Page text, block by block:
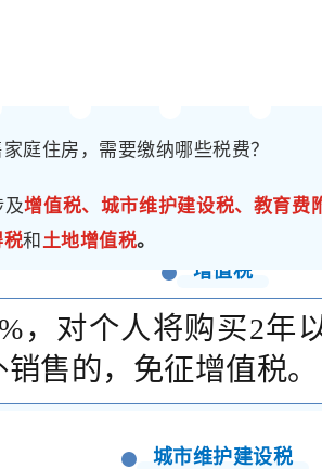
庭住房，需要缴纳哪些税费？
及增值税、城市维护建设税、教育费
税和 土地增值税。
增值税
，对个人将购买2年
售的，免征增值税。
城市维护建设税